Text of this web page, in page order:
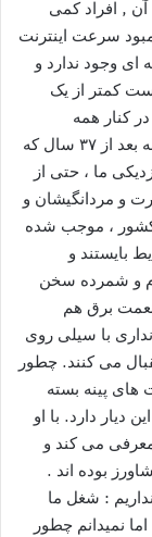
, افراد کمی
سرعت اینترنت
ای وجود ندارد و
کمتر از یک
کنار همه
محرومیت ها از نعمت برق هم محروم هستند ! بله بعد از ۳۷ سال که
ما ، حتی از
و مردانگیشان و
کشور ، موجب شده
بایستند و
و شمرده سخن
نعمت برق هم
با سیلی روی
می کنند. چطور
پینه بسته
دارد. با او
می کند و
بوده اند .
: شغل ما
نمیدانم چطور